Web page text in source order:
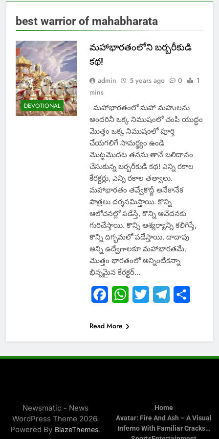
best warrior of mahabharata
DEVOTIONAL
మహాభారతంలోని బర్బరీకుడి
కథ!
admin 5 years ago 0
1
mins
మహాభారతంలో మహా మహులను
అందరినీ ఒక్క నిముషంలో చంపి యుద్ధం
మొత్తం ఒక్క నిముషంలో పూర్తి
చేయగలిగే సామర్థ్యం ఉండి
మొట్టమొదట తనను తానే బలిదానం
చేసుకున్న బర్బరీకుడి కథ! ఎన్ని రకాల
కేరక్టర్లు, ఎన్ని రకాల తత్వాలు.
మహాభారతం తవ్వేకొద్దీ అనేకానేక
పాత్రలు దర్శనమిస్తాయి. కొన్ని
ఆలోచనల్లో పడేస్తే, కొన్ని ఆవేదనకు
గురిచేస్తాయి. కొన్ని ఆశ్యర్యాన్ని కలిగిస్తే,
కొన్ని దిగ్భమలో పడేస్తాయి. దాదాపు
అన్ని ఉద్వేగాలకూ మహాభారతమే.
మొత్తం భారతంలో అన్నింటికన్నా
భిన్నమైన కేరక్టర్…
FacebookWhatsApp
Twitter Telegram
Read More
Newsmatic - News
WordPress Theme 2026.
Powered By BlazeThemes.
Home
Avatar: Fire And Ash – A Visual
Inferno With Familiar Cracks…